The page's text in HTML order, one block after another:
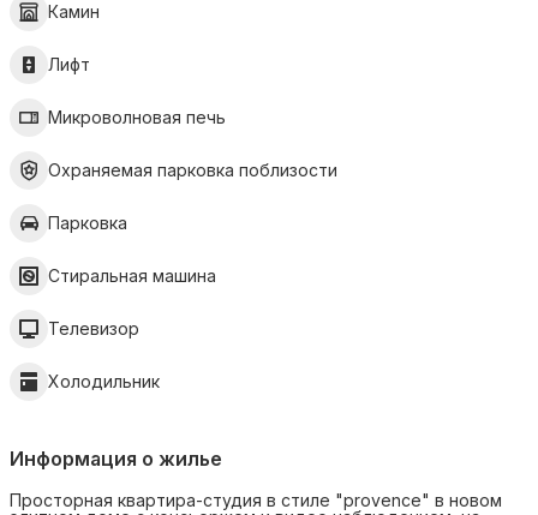
Камин
Лифт
Микроволновая печь
Охраняемая парковка поблизости
Парковка
Стиральная машина
Телевизор
Холодильник
Информация о жилье
Просторная квартира-студия в стиле "provence" в новом